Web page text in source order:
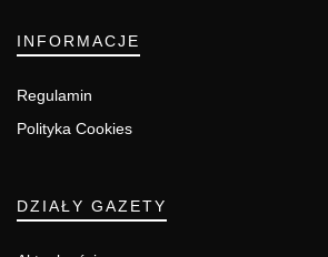
INFORMACJE
Regulamin
Polityka Cookies
DZIAŁY GAZETY